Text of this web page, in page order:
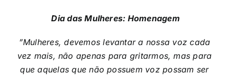
Dia das Mulheres: Homenagem
”Mulheres, devemos levantar a nossa voz cada
vez mais, não apenas para gritarmos, mas para
que aquelas que não possuem voz possam ser